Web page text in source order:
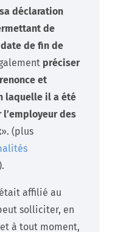
déclaration
de
de fin de
préciser
et
laquelle il a été
des
». (plus
).
affilié au
solliciter, en
à tout moment,